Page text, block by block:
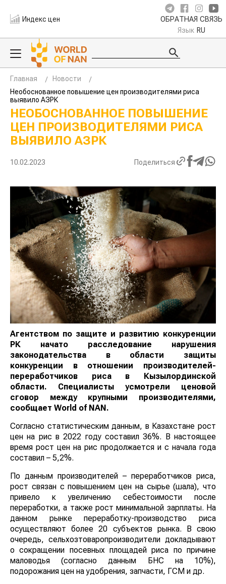
Индекс цен ОБРАТНАЯ СВЯЗЬ
Язык RU
Главная
Новости
Необоснованное повышение цен производителями риса
выявило АЗРК
НЕОБОСНОВАННОЕ ПОВЫШЕНИЕ
ЦЕН ПРОИЗВОДИТЕЛЯМИ РИСА
ВЫЯВИЛО АЗРК
10.02.2023 Поделиться
Агентством по защите и развитию конкуренции
РК начато расследование нарушения
законодательства в области защиты
конкуренции в отношении производителей-
переработчиков риса в Кызылординской
области. Специалисты усмотрели ценовой
сговор между крупными производителями,
сообщает World of NAN.
Согласно статистическим данным, в Казахстане рост
цен на рис в 2022 году составил 36%. В настоящее
время рост цен на рис продолжается и с начала года
составил – 5,2%.
По данным производителей – переработчиков риса,
рост связан с повышением цен на сырье (шала), что
привело к увеличению себестоимости после
переработки, а также рост минимальной зарплаты. На
данном рынке переработку-производство риса
осуществляют более 20 субъектов рынка. В свою
очередь, сельхозтоваропроизводители докладывают
о сокращении посевных площадей риса по причине
маловодья (согласно данным БНС на 10%),
подорожания цен на удобрения, запчасти, ГСМ и др.